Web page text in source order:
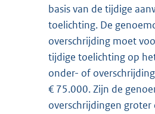
basis van de tijdige
toelichting. De
overschrijding moet
tijdige toelichting op
onder- of
€ 75.000. Zijn de
overschrijdingen